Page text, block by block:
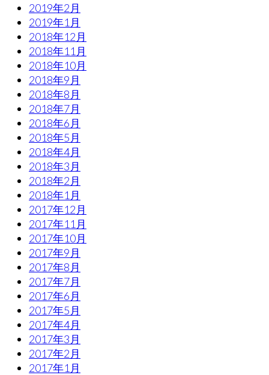
2019年2月
2019年1月
2018年12月
2018年11月
2018年10月
2018年9月
2018年8月
2018年7月
2018年6月
2018年5月
2018年4月
2018年3月
2018年2月
2018年1月
2017年12月
2017年11月
2017年10月
2017年9月
2017年8月
2017年7月
2017年6月
2017年5月
2017年4月
2017年3月
2017年2月
2017年1月